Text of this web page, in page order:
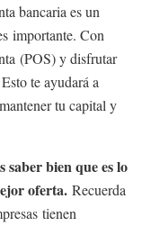
bancaria es un
importante. Con
(POS) y disfrutar
te ayudará a
tu capital y
saber bien que es lo
oferta. Recuerda
tienen